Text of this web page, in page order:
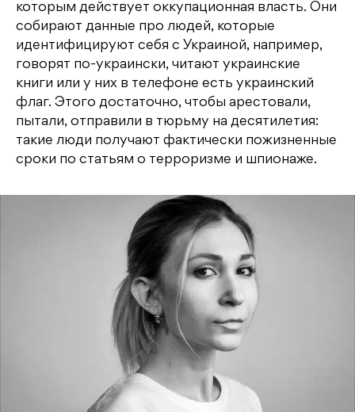
которым действует оккупационная власть. Они
собирают данные про людей, которые
идентифицируют себя с Украиной, например,
говорят по-украински, читают украинские
книги или у них в телефоне есть украинский
флаг. Этого достаточно, чтобы арестовали,
пытали, отправили в тюрьму на десятилетия:
такие люди получают фактически пожизненные
сроки по статьям о терроризме и шпионаже.